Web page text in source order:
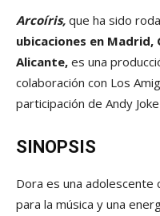
Arcoíris, que ha sido
ubicaciones en Madrid,
Alicante, es una
colaboración con Los
participación de Andy
SINOPSIS
Dora es una
para la música y una